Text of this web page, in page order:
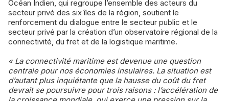
Océan Indien, qui regroupe l’ensemble des acteurs du
secteur privé des six îles de la région, soutient le
renforcement du dialogue entre le secteur public et le
secteur privé par la création d’un observatoire régional de la
connectivité, du fret et de la logistique maritime.
« La connectivité maritime est devenue une question
centrale pour nos économies insulaires. La situation est
d’autant plus inquiétante que la hausse du coût du fret
devrait se poursuivre pour trois raisons : l’accélération de